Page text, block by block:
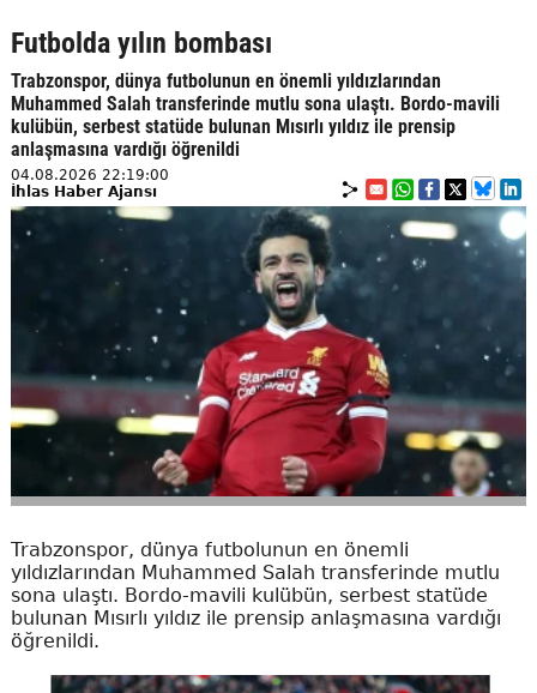
Futbolda yılın bombası
Trabzonspor, dünya futbolunun en önemli yıldızlarından
Muhammed Salah transferinde mutlu sona ulaştı. Bordo-mavili
kulübün, serbest statüde bulunan Mısırlı yıldız ile prensip
anlaşmasına vardığı öğrenildi
04.08.2026 22:19:00
İhlas Haber Ajansı
Trabzonspor, dünya futbolunun en önemli
yıldızlarından Muhammed Salah transferinde mutlu
sona ulaştı. Bordo-mavili kulübün, serbest statüde
bulunan Mısırlı yıldız ile prensip anlaşmasına vardığı
öğrenildi.